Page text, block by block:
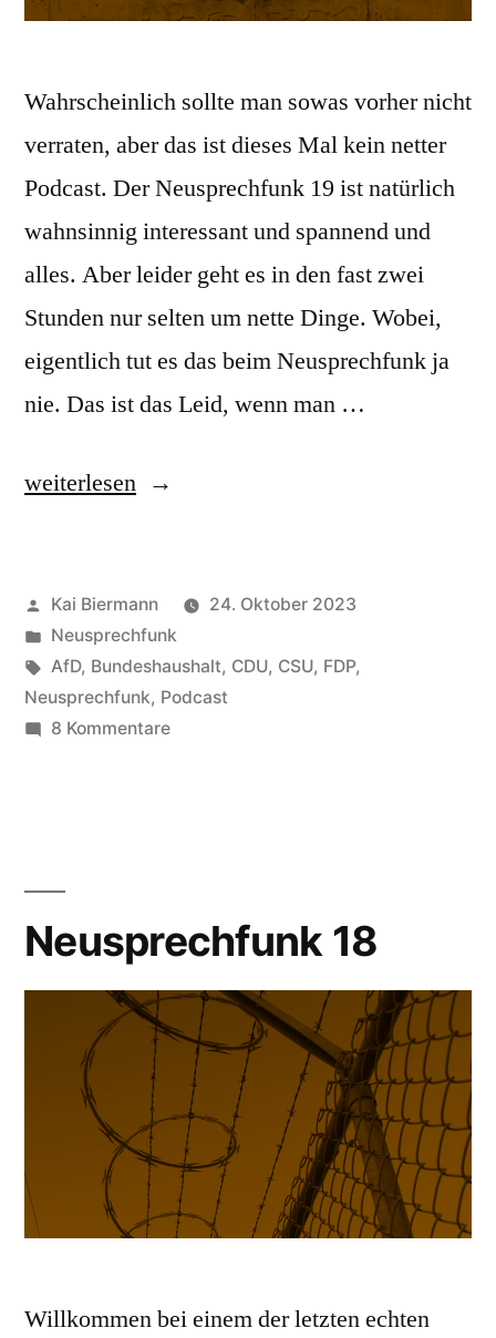
Wahrscheinlich sollte man sowas vorher nicht
verraten, aber das ist dieses Mal kein netter
Podcast. Der Neusprechfunk 19 ist natürlich
wahnsinnig interessant und spannend und
alles. Aber leider geht es in den fast zwei
Stunden nur selten um nette Dinge. Wobei,
eigentlich tut es das beim Neusprechfunk ja
nie. Das ist das Leid, wenn man …
„Neusprechfunk
weiterlesen
Veröffentlicht
von
Kai Biermann
24. Oktober 2023
Veröffentlicht
in
Neusprechfunk
Schlagwörter:
AfD, Bundeshaushalt, CDU, CSU, FDP,
Neusprechfunk, Podcast
8 Kommentarezu
Neusprechfunk 18
Willkommen bei einem der letzten echten